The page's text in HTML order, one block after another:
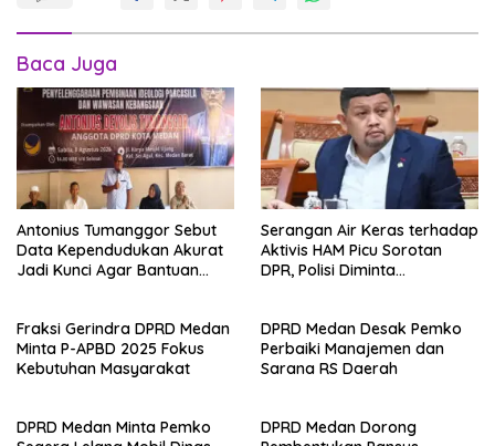
Baca Juga
Antonius Tumanggor Sebut
Data Kependudukan Akurat
Jadi Kunci Agar Bantuan
Serangan Air Keras terhadap
Aktivis HAM Picu Sorotan
DPR, Polisi Diminta
Fraksi Gerindra DPRD Medan
Minta P-APBD 2025 Fokus
Kebutuhan Masyarakat
DPRD Medan Desak Pemko
Perbaiki Manajemen dan
Sarana RS Daerah
DPRD Medan Minta Pemko
DPRD Medan Dorong